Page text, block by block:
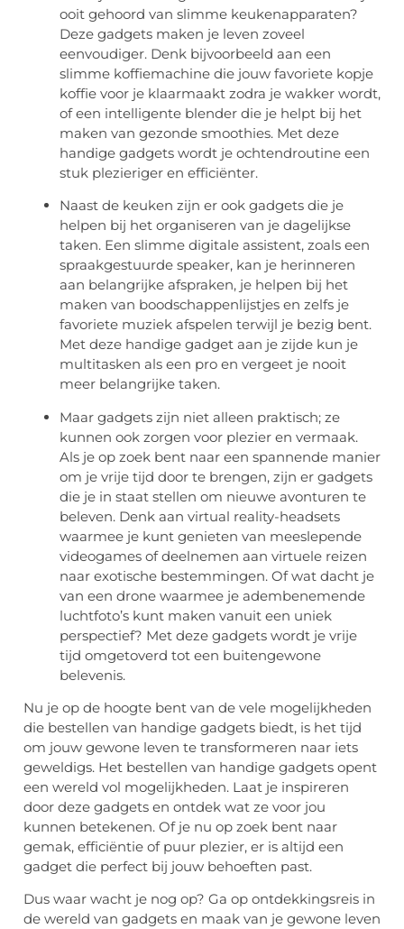
ooit gehoord van slimme keukenapparaten?
Deze gadgets maken je leven zoveel
eenvoudiger. Denk bijvoorbeeld aan een
slimme koffiemachine die jouw favoriete kopje
koffie voor je klaarmaakt zodra je wakker wordt,
of een intelligente blender die je helpt bij het
maken van gezonde smoothies. Met deze
handige gadgets wordt je ochtendroutine een
stuk plezieriger en efficiënter.
Naast de keuken zijn er ook gadgets die je
helpen bij het organiseren van je dagelijkse
taken. Een slimme digitale assistent, zoals een
spraakgestuurde speaker, kan je herinneren
aan belangrijke afspraken, je helpen bij het
maken van boodschappenlijstjes en zelfs je
favoriete muziek afspelen terwijl je bezig bent.
Met deze handige gadget aan je zijde kun je
multitasken als een pro en vergeet je nooit
meer belangrijke taken.
Maar gadgets zijn niet alleen praktisch; ze
kunnen ook zorgen voor plezier en vermaak.
Als je op zoek bent naar een spannende manier
om je vrije tijd door te brengen, zijn er gadgets
die je in staat stellen om nieuwe avonturen te
beleven. Denk aan virtual reality-headsets
waarmee je kunt genieten van meeslepende
videogames of deelnemen aan virtuele reizen
naar exotische bestemmingen. Of wat dacht je
van een drone waarmee je adembenemende
luchtfoto’s kunt maken vanuit een uniek
perspectief? Met deze gadgets wordt je vrije
tijd omgetoverd tot een buitengewone
belevenis.
Nu je op de hoogte bent van de vele mogelijkheden
die bestellen van handige gadgets biedt, is het tijd
om jouw gewone leven te transformeren naar iets
geweldigs. Het bestellen van handige gadgets opent
een wereld vol mogelijkheden. Laat je inspireren
door deze gadgets en ontdek wat ze voor jou
kunnen betekenen. Of je nu op zoek bent naar
gemak, efficiëntie of puur plezier, er is altijd een
gadget die perfect bij jouw behoeften past.
Dus waar wacht je nog op? Ga op ontdekkingsreis in
de wereld van gadgets en maak van je gewone leven